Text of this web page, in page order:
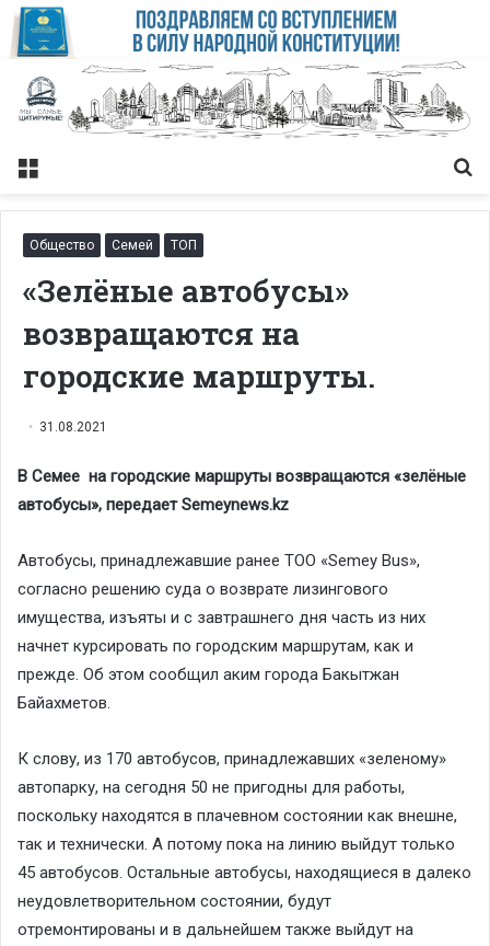
Меню
Общество Семей ТОП
«Зелёные автобусы»
возвращаются на
городские маршруты.
31.08.2021
В Семее на городские маршруты возвращаются «зелёные
автобусы», передает Semeynews.kz
Автобусы, принадлежавшие ранее ТОО «Semey Bus»,
согласно решению суда о возврате лизингового
имущества, изъяты и с завтрашнего дня часть из них
начнет курсировать по городским маршрутам, как и
прежде. Об этом сообщил аким города Бакытжан
Байахметов.
К слову, из 170 автобусов, принадлежавших «зеленому»
автопарку, на сегодня 50 не пригодны для работы,
поскольку находятся в плачевном состоянии как внешне,
так и технически. А потому пока на линию выйдут только
45 автобусов. Остальные автобусы, находящиеся в далеко
неудовлетворительном состоянии, будут
отремонтированы и в дальнейшем также выйдут на